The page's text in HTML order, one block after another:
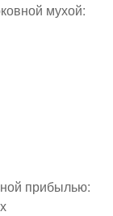
мухой:
прибылью: